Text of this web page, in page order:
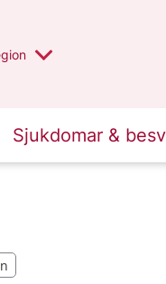
valt region
annan
Sjukdomar &